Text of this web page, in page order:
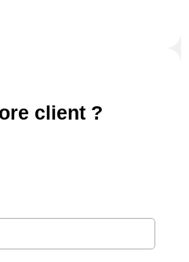
client ?